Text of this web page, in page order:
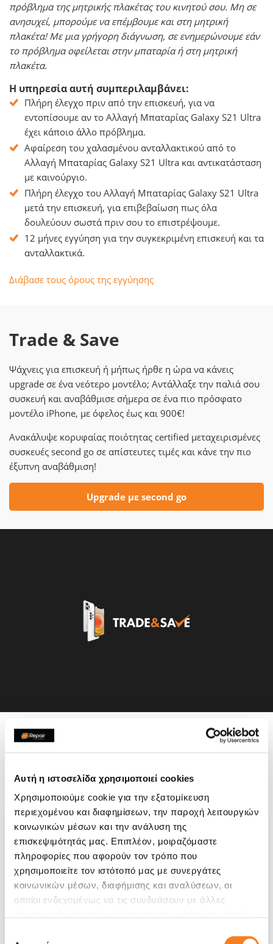
Αυτή η ιστοσελίδα χρησιμοποιεί cookies
Χρησιμοποιούμε cookie για την εξατομίκευση
περιεχομένου και διαφημίσεων, την παροχή λειτουργιών
κοινωνικών μέσων και την ανάλυση της
επισκεψιμότητάς μας. Επιπλέον, μοιραζόμαστε
πληροφορίες που αφορούν τον τρόπο που
χρησιμοποιείτε τον ιστότοπό μας με συνεργάτες
κοινωνικών μέσων, διαφήμισης και αναλύσεων, οι
οποίοι ενδεχομένως να τις συνδυάσουν με άλλες
πρόβλημα της μητρικής πλακέτας του κινητού σου. Μη σε
ανησυχεί, μπορούμε να επέμβουμε και στη μητρική
πλακέτα! Με μια γρήγορη διάγνωση, σε ενημερώνουμε εάν
το πρόβλημα οφείλεται στην μπαταρία ή στη μητρική
πλακέτα.
Η υπηρεσία αυτή συμπεριλαμβάνει:
Πλήρη έλεγχο πριν από την επισκευή, για να
εντοπίσουμε αν το Αλλαγή Μπαταρίας Galaxy S21 Ultra
έχει κάποιο άλλο πρόβλημα.
Αφαίρεση του χαλασμένου ανταλλακτικού από το
Αλλαγή Μπαταρίας Galaxy S21 Ultra και αντικατάσταση
με καινούργιο.
Πλήρη έλεγχο του Αλλαγή Μπαταρίας Galaxy S21 Ultra
μετά την επισκευή, για επιβεβαίωση πως όλα
δουλεύουν σωστά πριν σου το επιστρέψουμε.
12 μήνες εγγύηση για την συγκεκριμένη επισκευή και τα
ανταλλακτικά.
Διάβασε τους όρους της εγγύησης
Trade & Save
Ψάχνεις για επισκευή ή μήπως ήρθε η ώρα να κάνεις
upgrade σε ένα νεότερο μοντέλο; Αντάλλαξε την παλιά σου
συσκευή και αναβάθμισε σήμερα σε ένα πιο πρόσφατο
μοντέλο iPhone, με όφελος έως και 900€!
Ανακάλυψε κορυφαίας ποιότητας certified μεταχειρισμένες
συσκευές second go σε απίστευτες τιμές και κάνε την πιο
έξυπνη αναβάθμιση!
Upgrade με second go
Η συσκευή σου μπορεί να
τις παρακάτω επισκευές: